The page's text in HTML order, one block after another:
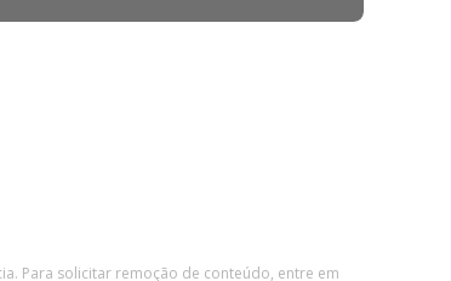
Para solicitar remoção de conteúdo, entre em